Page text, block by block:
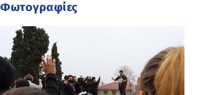
Φωτογραφίες